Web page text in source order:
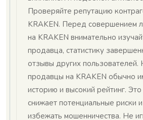
Проверяйте репутацию
KRAKEN. Перед совершением
на KRAKEN внимательно
продавца, статистику
отзывы других
продавцы на KRAKEN обычно
историю и высокий рейтинг.
снижает потенциальные риски
избежать мошенничества. Не